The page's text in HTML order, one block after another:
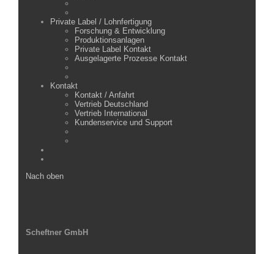
Private Label / Lohnfertigung
Forschung & Entwicklung
Produktionsanlagen
Private Label Kontakt
Ausgelagerte Prozesse Kontakt
Kontakt
Kontakt / Anfahrt
Vertrieb Deutschland
Vertrieb International
Kundenservice und Support
Nach oben
Scheftner GmbH